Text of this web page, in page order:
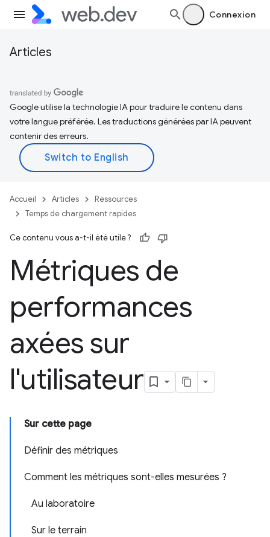
Connexion
Articles
Google utilise la technologie IA pour traduire le contenu dans
votre langue préférée. Les traductions générées par IA peuvent
contenir des erreurs.
Accueil Articles
Ressources
Temps de chargement rapides
Ce contenu vous a-t-il été utile ?
Métriques de
performances
axées sur
l'utilisateur
Sur cette page
Définir des métriques
Comment les métriques sont-elles mesurées ?
Au laboratoire
Sur le terrain